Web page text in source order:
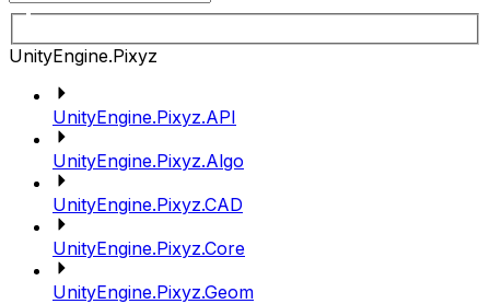
UnityEngine.Pixyz
UnityEngine.Pixyz.API
UnityEngine.Pixyz.Algo
UnityEngine.Pixyz.CAD
UnityEngine.Pixyz.Core
UnityEngine.Pixyz.Geom